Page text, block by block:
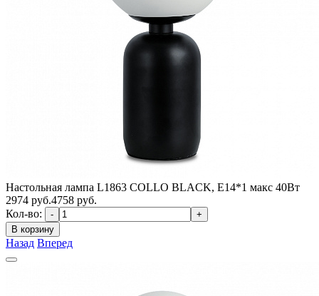
Настольная лампа L1863 COLLO BLACK, Е14*1 макс 40Вт
2974 руб.4758 руб.
Кол-во:
-
+
В корзину
Назад Вперед